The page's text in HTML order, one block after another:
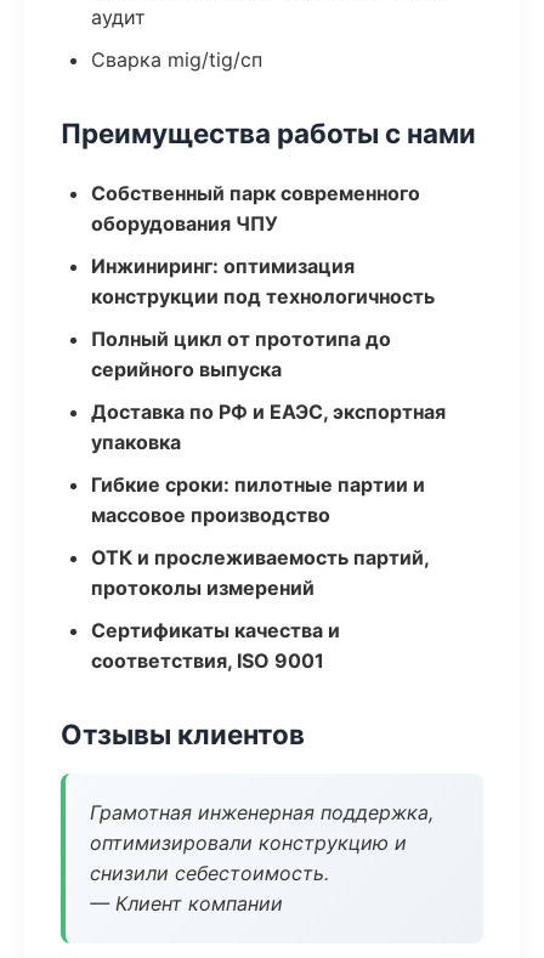
аудит
Сварка mig/tig/сп
Преимущества работы с нами
Собственный парк современного
оборудования ЧПУ
Инжиниринг: оптимизация
конструкции под технологичность
Полный цикл от прототипа до
серийного выпуска
Доставка по РФ и ЕАЭС, экспортная
упаковка
Гибкие сроки: пилотные партии и
массовое производство
ОТК и прослеживаемость партий,
протоколы измерений
Сертификаты качества и
соответствия, ISO 9001
Отзывы клиентов
Грамотная инженерная поддержка,
оптимизировали конструкцию и
снизили себестоимость.
— Клиент компании